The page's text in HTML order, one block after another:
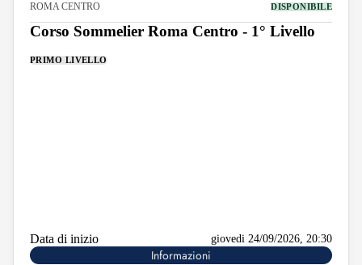
ROMA CENTRO DISPONIBILE
Corso Sommelier Roma Centro - 1° Livello
PRIMO LIVELLO
Data di inizio giovedi 24/09/2026, 20:30
Informazioni